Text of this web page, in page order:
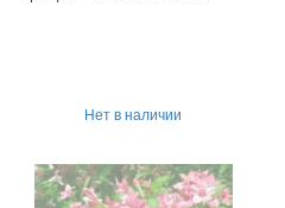
Нет в наличии